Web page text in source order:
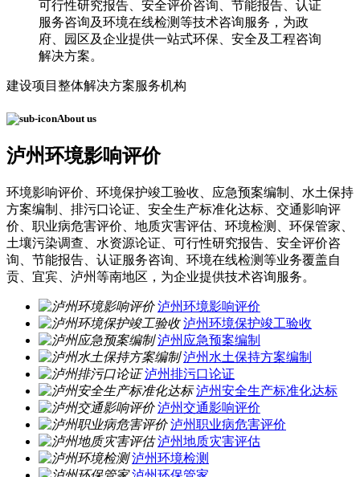
建设项目整体解决方案服务机构
About us
泸州环境影响评价
环境影响评价、环境保护竣工验收、应急预案编制、水土保持
方案编制、排污口论证、安全生产标准化达标、交通影响评
价、职业病危害评价、地质灾害评估、环境检测、环保管家、
土壤污染调查、水资源论证、可行性研究报告、安全评价咨
询、节能报告、认证服务咨询、环境在线检测等业务覆盖自
贡、宜宾、泸州等南地区，为企业提供技术咨询服务。
泸州环境影响评价
泸州环境保护竣工验收
泸州应急预案编制
泸州水土保持方案编制
泸州排污口论证
泸州安全生产标准化达标
泸州交通影响评价
泸州职业病危害评价
泸州地质灾害评估
泸州环境检测